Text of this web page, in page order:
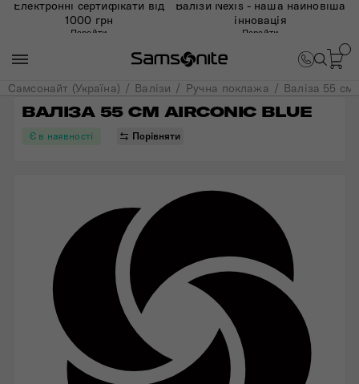
Електронні сертифікати від
1000 грн
Перейти
Валізи Nexis - наша найновіша
інновація
Перейти
Самсонайт (Україна) Валізи Ручна поклажа Валіза 55 см
Є в наявності Порівняти
ВАЛІЗА 55 СМ AIRCONIC BLUE